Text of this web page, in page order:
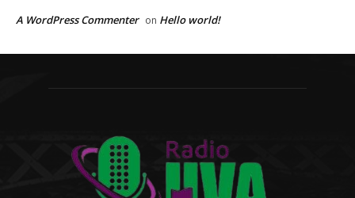
A WordPress Commenter on Hello world!